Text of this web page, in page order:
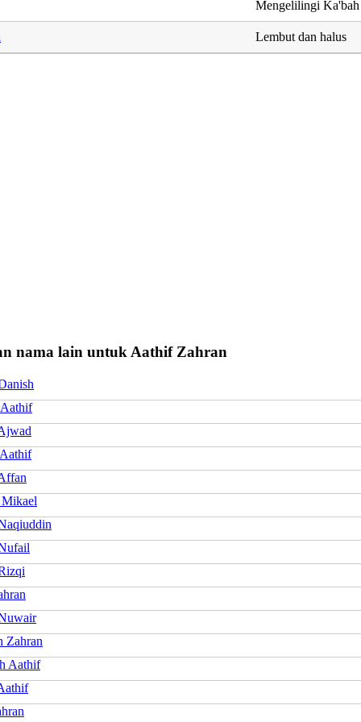
Mengelilingi Ka'bah
Lembut dan halus
nama lain untuk Aathif Zahran
Mikael
Zahran
Aathif